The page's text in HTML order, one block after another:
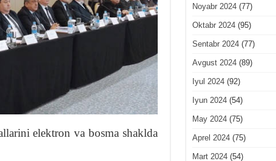
elektron va bosma shaklda
Noyabr 2024(77)
Oktabr 2024(95)
Sentabr 2024(77)
Avgust 2024(89)
Iyul 2024(92)
Iyun 2024(54)
May 2024(75)
Aprel 2024(75)
Mart 2024(54)